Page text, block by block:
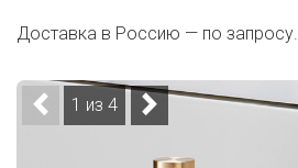
Доставка в Россию — по запросу.
1 из 4